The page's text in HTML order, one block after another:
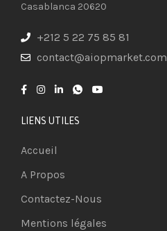
Casablanca 20620
+212 5 22 75 85 81
contact@aiopmarket.com
LIENS UTILES
Accueil
A Propos
Contactez-Nous
Mentions légales